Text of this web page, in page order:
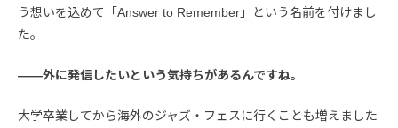
う想いを込めて「Answer to Remember」という名前を付けまし
た。
――外に発信したいという気持ちがあるんですね。
大学卒業してから海外のジャズ・フェスに行くことも増えました